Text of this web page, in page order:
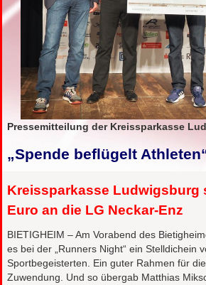
Pressemitteilung der Kreissparkasse
„Spende beflügelt
Kreissparkasse Ludwigsburg
Euro an die LG Neckar-Enz
BIETIGHEIM – Am Vorabend des
es bei der „Runners Night“ ein Stelldichein
Sportbegeisterten. Ein guter Rahmen für
Zuwendung. Und so übergab Matthias